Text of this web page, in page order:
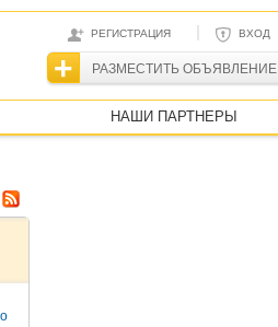
РЕГИСТРАЦИЯ | ВХОД
РАЗМЕСТИТЬ ОБЪЯВЛЕНИЕ
НАШИ ПАРТНЕРЫ